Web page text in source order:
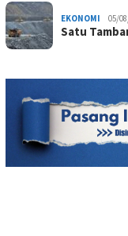
EKONOMI 05/
Satu